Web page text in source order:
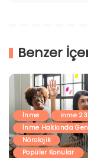
Benzer
İnme
inme 23
İnme Hakkında
Nörolojik
Popüler Konular